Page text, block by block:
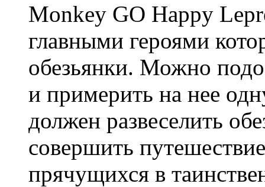
Monkey GO Happy
главными героями
обезьянки. Можно
и примерить на нее
должен развеселить
совершить
прячущихся в